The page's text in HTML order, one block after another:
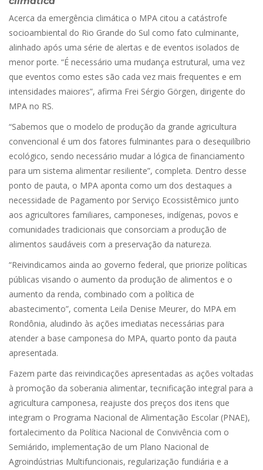
Acerca da emergência climática o MPA citou a catástrofe
socioambiental do Rio Grande do Sul como fato culminante,
alinhado após uma série de alertas e de eventos isolados de
menor porte. “É necessário uma mudança estrutural, uma vez
que eventos como estes são cada vez mais frequentes e em
intensidades maiores”, afirma Frei Sérgio Görgen, dirigente do
MPA no RS.
“Sabemos que o modelo de produção da grande agricultura
convencional é um dos fatores fulminantes para o desequilíbrio
ecológico, sendo necessário mudar a lógica de financiamento
para um sistema alimentar resiliente”, completa. Dentro desse
ponto de pauta, o MPA aponta como um dos destaques a
necessidade de Pagamento por Serviço Ecossistêmico junto
aos agricultores familiares, camponeses, indígenas, povos e
comunidades tradicionais que consorciam a produção de
alimentos saudáveis com a preservação da natureza.
“Reivindicamos ainda ao governo federal, que priorize políticas
públicas visando o aumento da produção de alimentos e o
aumento da renda, combinado com a política de
abastecimento”, comenta Leila Denise Meurer, do MPA em
Rondônia, aludindo às ações imediatas necessárias para
atender a base camponesa do MPA, quarto ponto da pauta
apresentada.
Fazem parte das reivindicações apresentadas as ações voltadas
à promoção da soberania alimentar, tecnificação integral para a
agricultura camponesa, reajuste dos preços dos itens que
integram o Programa Nacional de Alimentação Escolar (PNAE),
fortalecimento da Política Nacional de Convivência com o
Semiárido, implementação de um Plano Nacional de
Agroindústrias Multifuncionais, regularização fundiária e a